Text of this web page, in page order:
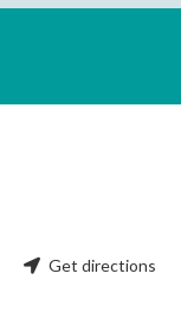
Get directions